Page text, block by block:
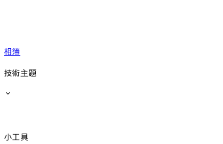
相簿
技術主題
小工具